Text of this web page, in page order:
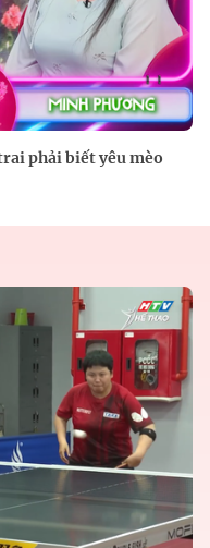
phải biết yêu mèo